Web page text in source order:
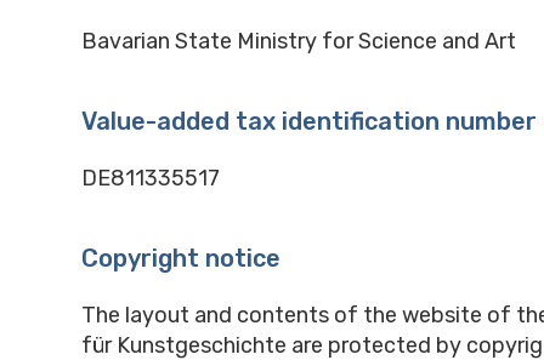
Bavarian State Ministry for Science and Art
Value-added tax identification number
DE811335517
Copyright notice
The layout and contents of the website of
für Kunstgeschichte are protected by